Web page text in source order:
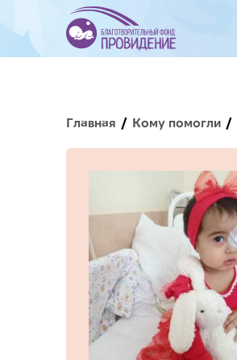
Главная Кому помогли